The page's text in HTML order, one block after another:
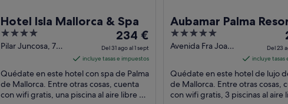
Hotel Isla Mallorca & Spa
4
out
5
Pilar Juncosa, 7
El
precio
es
de
234 €
por
234 €
Del 31 ago al 1 sept
incluye tasas e impuestos
Quédate en este hotel con spa de Palma
de Mallorca. Entre otras cosas, cuenta
con wifi gratis, una piscina al aire libre y
Aubamar Palma
5
out
5
Avenida Fra Joan
Del 23
incluye tasas
Quédate en este hotel de lujo
de Mallorca. Entre otras cosas,
con wifi gratis, 3 piscinas al aire